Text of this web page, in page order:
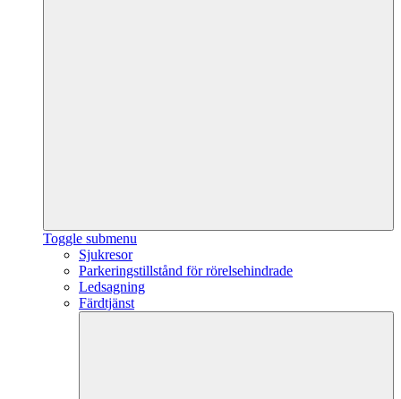
Toggle submenu
Sjukresor
Parkeringstillstånd för rörelsehindrade
Ledsagning
Färdtjänst